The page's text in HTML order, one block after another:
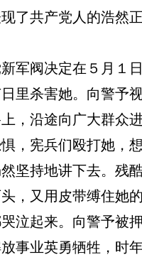
了共产党人的浩然
阀决定在５月１
里杀害她。向警予
，沿途向广大群众
，宪兵们殴打她，
坚持地讲下去。残
，又用皮带缚住她
泣起来。向警予被
事业英勇牺牲，时年